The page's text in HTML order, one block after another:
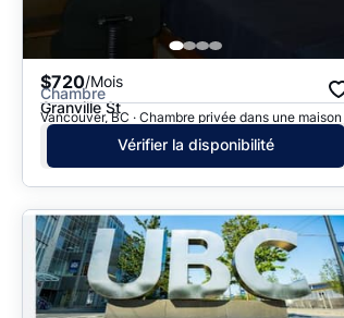
$720/Mois
Chambre
Granville St
Vancouver, BC · Chambre privée dans une maison
Vérifier la disponibilité